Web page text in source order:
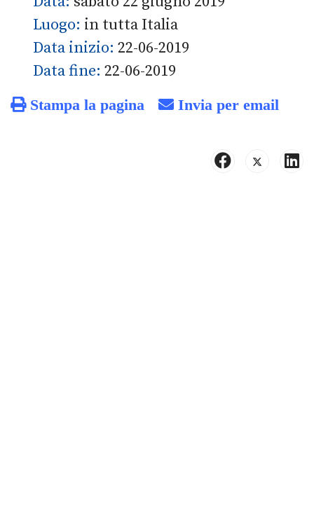
Luogo: in tutta Italia
Data inizio: 22-06-2019
Data fine: 22-06-2019
Stampa la pagina Invia per email